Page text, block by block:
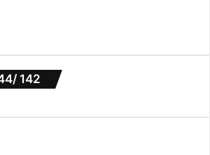
142